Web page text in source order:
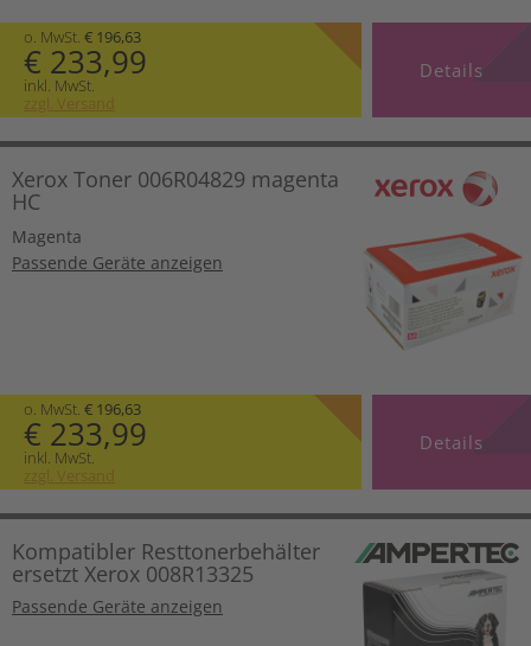
o. MwSt. € 196,63
€ 233,99
inkl. MwSt.
zzgl. Versand
Details
Xerox Toner 006R04829 magenta
HC
Magenta
Passende Geräte anzeigen
o. MwSt. € 196,63
€ 233,99
inkl. MwSt.
zzgl. Versand
Details
Kompatibler Resttonerbehälter
ersetzt Xerox 008R13325
Passende Geräte anzeigen